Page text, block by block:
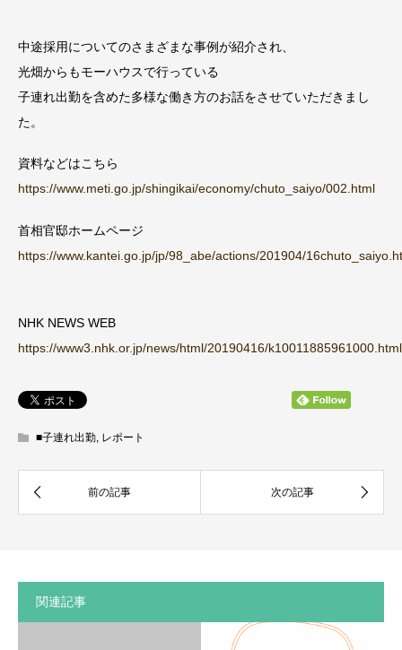
中途採用についてのさまざまな事例が紹介され、
光畑からもモーハウスで行っている
子連れ出勤を含めた多様な働き方のお話をさせていただきまし
た。
資料などはこちら
https://www.meti.go.jp/shingikai/economy/chuto_saiyo/002.html
首相官邸ホームページ
https://www.kantei.go.jp/jp/98_abe/actions/201904/
NHK NEWS WEB
https://www3.nhk.or.jp/news/html/20190416/k10011885961000.html
■子連れ出勤, レポート
関連記事